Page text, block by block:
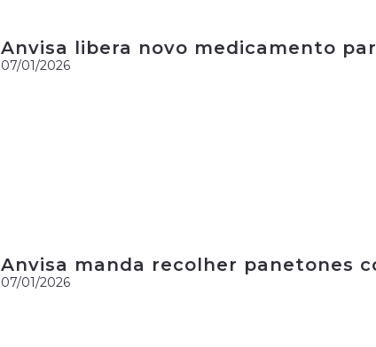
Anvisa libera novo medicamento
07/01/2026
Anvisa manda recolher panetones
07/01/2026